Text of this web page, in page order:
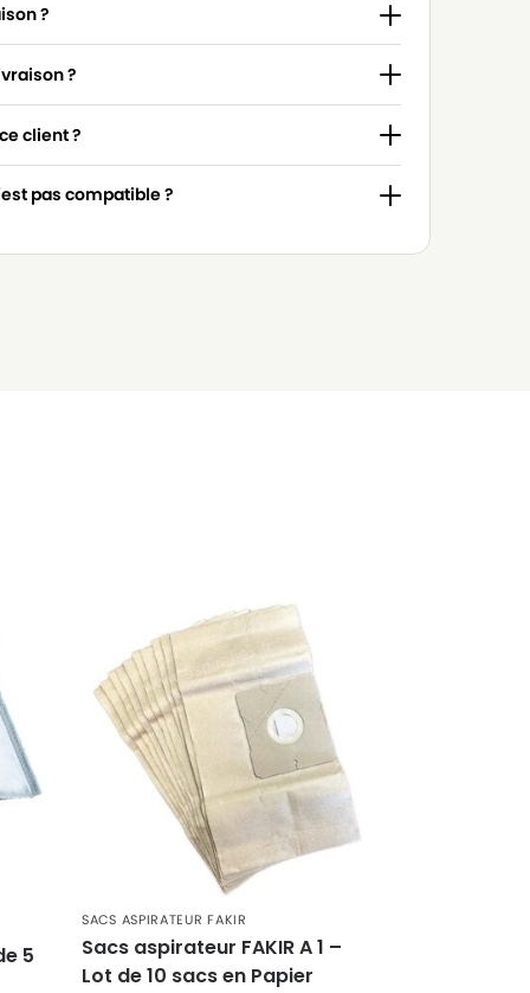
?
?
client ?
pas compatible ?
5
SACS ASPIRATEUR FAKIR
Sacs aspirateur FAKIR A 1 –
Lot de 10 sacs en Papier